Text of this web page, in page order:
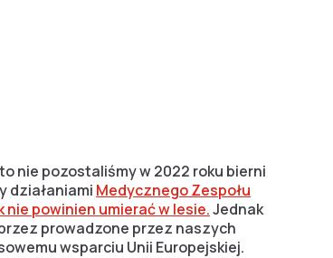
nie pozostaliśmy w 2022 roku bierni
działaniami Medycznego Zespołu
nie powinien umierać w lesie.Jednak
prowadzone przez naszych
wsparciu Unii Europejskiej.